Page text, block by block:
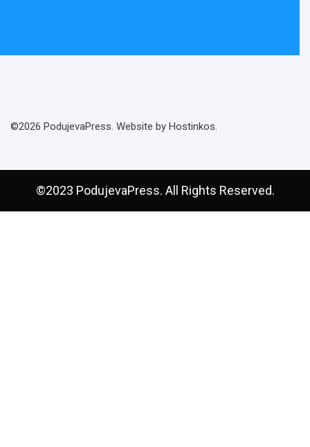
©2026 PodujevaPress. Website by Hostinkos.
©2023 PodujevaPress. All Rights Reserved.